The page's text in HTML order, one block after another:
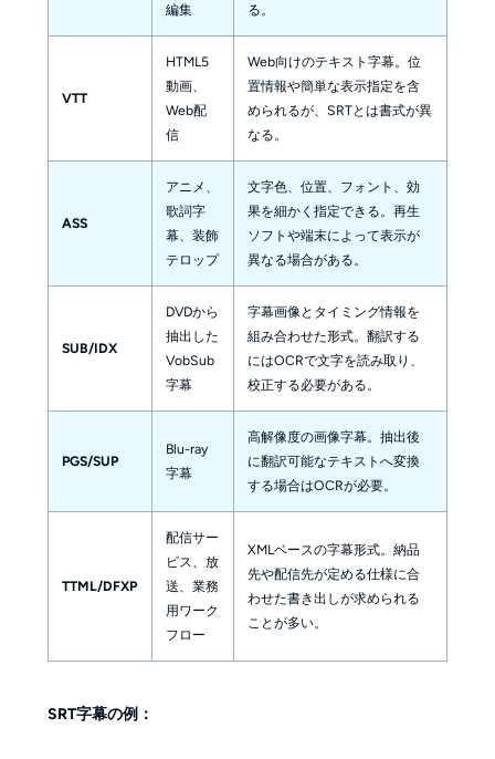
編集
る。
VTT
HTML5
動画、
Web配
信
Web向けのテキスト字幕。位
置情報や簡単な表示指定を含
められるが、SRTとは書式が異
なる。
ASS
アニメ、
歌詞字
幕、装飾
テロップ
文字色、位置、フォント、効
果を細かく指定できる。再生
ソフトや端末によって表示が
異なる場合がある。
SUB/IDX
DVDから
抽出した
VobSub
字幕
字幕画像とタイミング情報を
組み合わせた形式。翻訳する
にはOCRで文字を読み取り、
校正する必要がある。
PGS/SUP
Blu-ray
字幕
高解像度の画像字幕。抽出後
に翻訳可能なテキストへ変換
する場合はOCRが必要。
TTML/DFXP
配信サー
ビス、放
送、業務
用ワーク
フロー
XMLベースの字幕形式。納品
先や配信先が定める仕様に合
わせた書き出しが求められる
ことが多い。
SRT字幕の例：